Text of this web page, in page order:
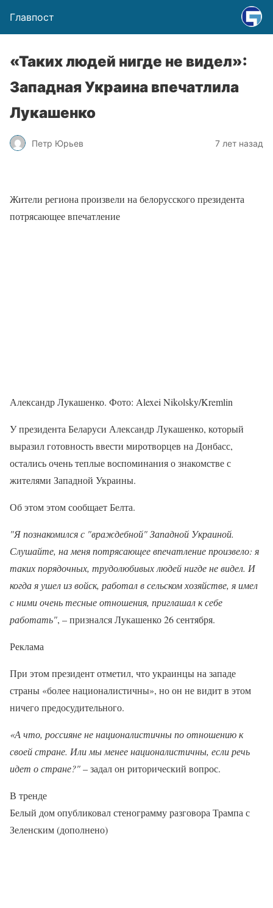
Главпост
«Таких людей нигде не видел»:
Западная Украина впечатлила
Лукашенко
Петр Юрьев 7 лет назад
Жители региона произвели на белорусского президента
потрясающее впечатление
Александр Лукашенко. Фото: Alexei Nikolsky/Kremlin
У президента Беларуси Александр Лукашенко, который
выразил готовность ввести миротворцев на Донбасс,
остались очень теплые воспоминания о знакомстве с
жителями Западной Украины.
Об этом этом сообщает Белта.
"Я познакомился с "враждебной" Западной Украиной.
Слушайте, на меня потрясающее впечатление произвело: я
таких порядочных, трудолюбивых людей нигде не видел. И
когда я ушел из войск, работал в сельском хозяйстве, я имел
с ними очень тесные отношения, приглашал к себе
работать", – признался Лукашенко 26 сентября.
Реклама
При этом президент отметил, что украинцы на западе
страны «более националистичны», но он не видит в этом
ничего предосудительного.
«А что, россияне не националистичны по отношению к
своей стране. Или мы менее националистичны, если речь
идет о стране?"– задал он риторический вопрос.
В тренде
Белый дом опубликовал стенограмму разговора Трампа с
Зеленским (дополнено)